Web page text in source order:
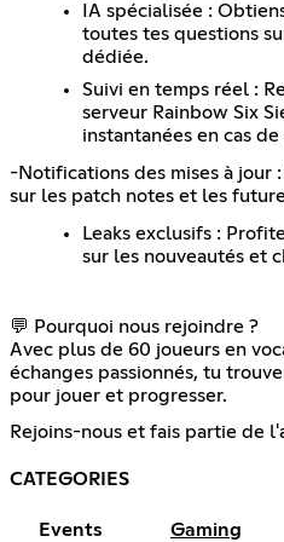
IA spécialisée :
toutes tes questions
dédiée.
Suivi en temps réel :
serveur Rainbow Six
instantanées en cas
-Notifications des mises à jour
sur les patch notes et les
Leaks exclusifs :
sur les nouveautés et
💬 Pourquoi nous rejoindre ?
Avec plus de 60 joueurs en
échanges passionnés, tu
pour jouer et progresser.
Rejoins-nous et fais partie de
CATEGORIES
Events Gaming